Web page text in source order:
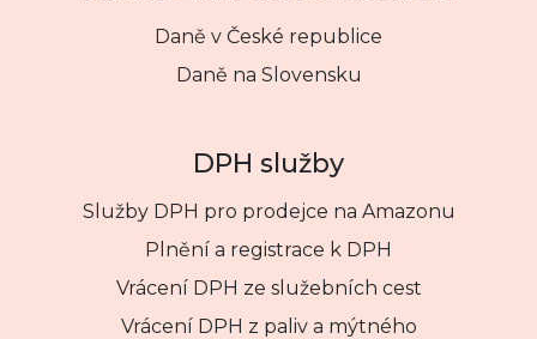
Daně v České republice
Daně na Slovensku
DPH služby
Služby DPH pro prodejce na Amazonu
Plnění a registrace k DPH
Vrácení DPH ze služebních cest
Vrácení DPH z paliv a mýtného